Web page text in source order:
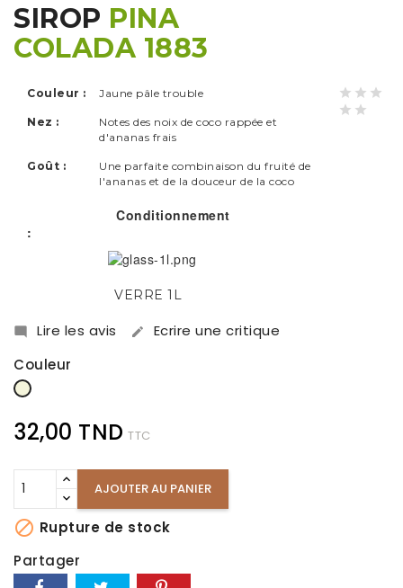
SIROP PINA
COLADA 1883
Couleur : Jaune pâle trouble
Nez :
Notes des noix de coco rappée et
d'ananas frais
Goût :
Une parfaite combinaison du fruité de
l'ananas et de la douceur de la coco
Conditionnement
:
VERRE 1L
 Lire les avis 
Ecrire une critique
Couleur
Beige
32,00 TND TTC
AJOUTER AU PANIER
 Rupture de stock
Partager